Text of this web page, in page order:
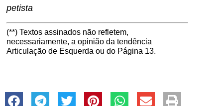
petista
(**) Textos assinados não refletem,
necessariamente, a opinião da tendência
Articulação de Esquerda ou do Página 13.